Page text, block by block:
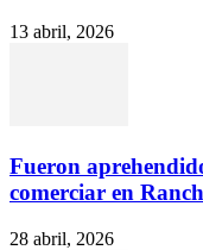
13 abril, 2026
Fueron
comerciar en
28 abril, 2026